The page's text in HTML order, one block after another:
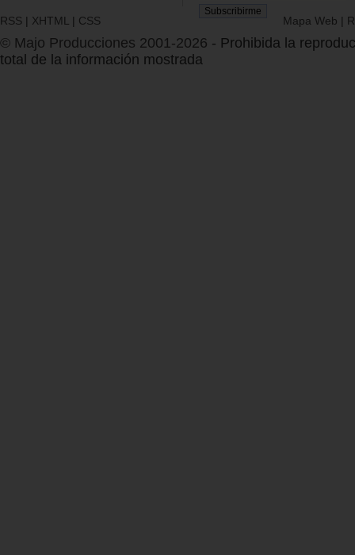
RSS | XHTML | CSS Mapa Web |
© Majo Producciones 2001-2026 - Prohibida la
total de la información mostrada